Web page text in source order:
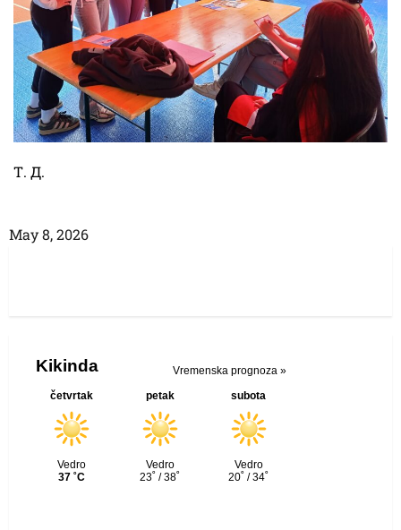
Т. Д.
Маy 8, 2026